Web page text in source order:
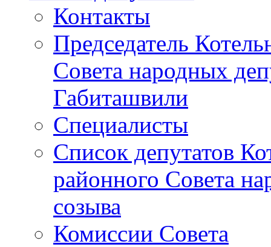
Контакты
Председатель
Совета народных
Габиташвили
Специалисты
Список депутатов
районного Совета
созыва
Комиссии Совета